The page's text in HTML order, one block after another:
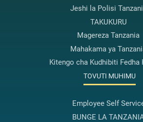
Jeshi la Polisi
TAKUKURU
Magereza Tanzania
Mahakama ya
Kitengo cha Kudhibiti Fedha
TOVUTI MUHIMU
Employee Self
BUNGE LA